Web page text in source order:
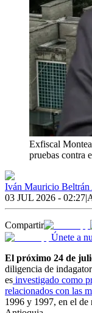
Exfiscal
pruebas contra
Iván Mauricio Beltrán
03 JUL 2026 - 02:27|
Compartir
Únete a
El próximo 24 de
diligencia de
es investigado como
relacionados con las
1996 y 1997, en el de